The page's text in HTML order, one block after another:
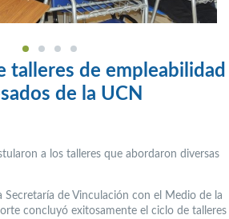
talleres de empleabilidad
de la UCN
a los talleres que abordaron diversas
Secretaría de Vinculación con el Medio de la
concluyó exitosamente el ciclo de talleres